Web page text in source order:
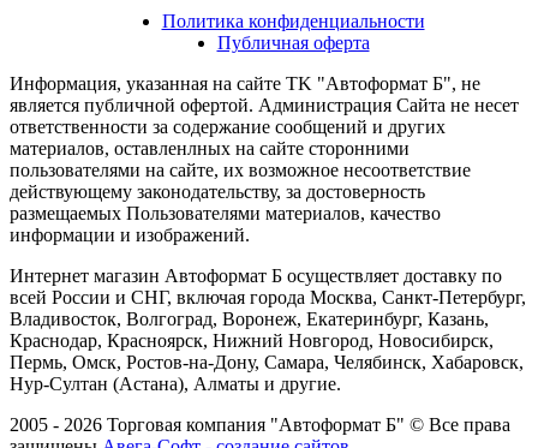
Политика конфиденциальности
Публичная оферта
Информация, указанная на сайте TK "Автоформат Б", не
является публичной офертой. Администрация Сайта не несет
ответственности за содержание сообщений и других
материалов, оставленлных на сайте сторонними
пользователями на сайте, их возможное несоответствие
действующему законодательству, за достоверность
размещаемых Пользователями материалов, качество
информации и изображений.
Интернет магазин Автоформат Б осуществляет доставку по
всей России и СНГ, включая города Москва, Санкт-Петербург,
Владивосток, Волгоград, Воронеж, Екатеринбург, Казань,
Краснодар, Красноярск, Нижний Новгород, Новосибирск,
Пермь, Омск, Ростов-на-Дону, Самара, Челябинск, Хабаровск,
Нур-Султан (Астана), Алматы и другие.
2005 - 2026 Торговая компания "Автоформат Б" © Все права